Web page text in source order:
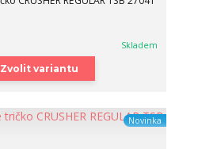
Skladem
Zvolit variantu
Novinka